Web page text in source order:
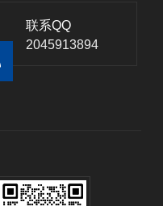
联系QQ
2045913894